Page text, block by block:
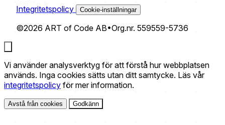
Integritetspolicy Cookie-inställningar
©2026 ART of Code AB•Org.nr. 559559-5736
Vi använder analysverktyg för att förstå hur webbplatsen
används. Inga cookies sätts utan ditt samtycke. Läs vår
integritetspolicy för mer information.
Avstå från cookies Godkänn